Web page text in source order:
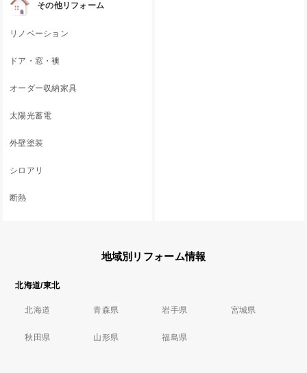
その他リフォーム
リノベーション
ドア・窓・襖
オーダー収納家具
太陽光蓄電
外壁塗装
シロアリ
断熱
地域別リフォーム情報
北海道/東北
北海道 青森県 岩手県 宮城県
秋田県 山形県 福島県